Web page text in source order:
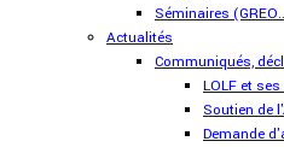
Séminaires
Actualités
Communiqués,
LOLF et
Soutien de
Demande